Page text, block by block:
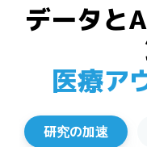
データと
医療ア
研究の加速